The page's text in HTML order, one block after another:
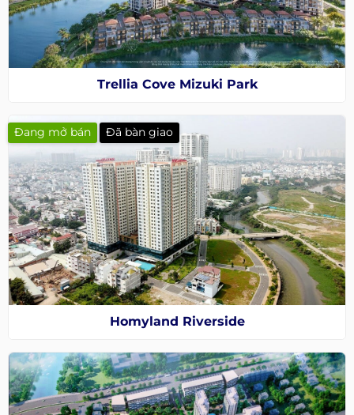
Trellia Cove Mizuki Park
Đang mở bán Đã bàn giao
Homyland Riverside